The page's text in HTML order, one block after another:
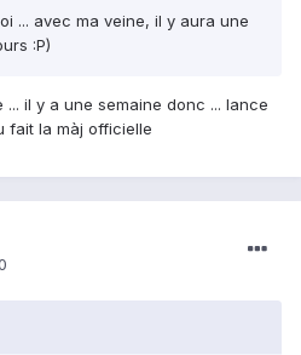
... avec ma veine, il y aura une
:P)
il y a une semaine donc ... lance
fait la màj officielle